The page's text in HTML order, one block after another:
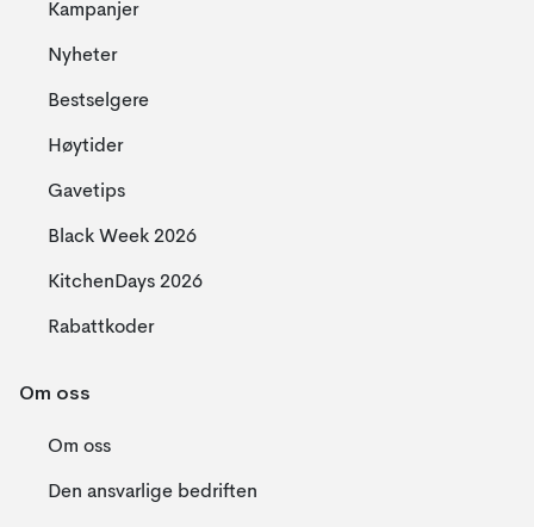
Kampanjer
Nyheter
Bestselgere
Høytider
Gavetips
Black Week 2026
KitchenDays 2026
Rabattkoder
Om oss
Om oss
Den ansvarlige bedriften